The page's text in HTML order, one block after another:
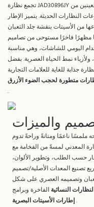
تجمع نظارة JAD30896JY بين التصميم العصري الجريء والحماية العملية للعينين من
النظارات الحديثة. يتميز الإطار
من الأسيتات بنقشة جلد الثعبان
مظهرًا فاخرًا مستوحى من تصاميم
اليومي للشاشات، وهي مناسبة
ولأزياء نمط الحياة العصرية. بفضل
جذابة للغاية للعلامات التجارية
متطورة لحجب الضوء الأزرق
.
والميزات
ملمسًا ناعمًا ومتانةً وراحةً تدوم
المعدني لمسةً من الفخامة مع
حسب الطلب، وتطوير الألوان،
تصنيع المعدات الأصلية/تصميم
وتصميمه العصري على شكل
النسائية الفاخرة وبرامج
إطارات الأسيتات البصرية.